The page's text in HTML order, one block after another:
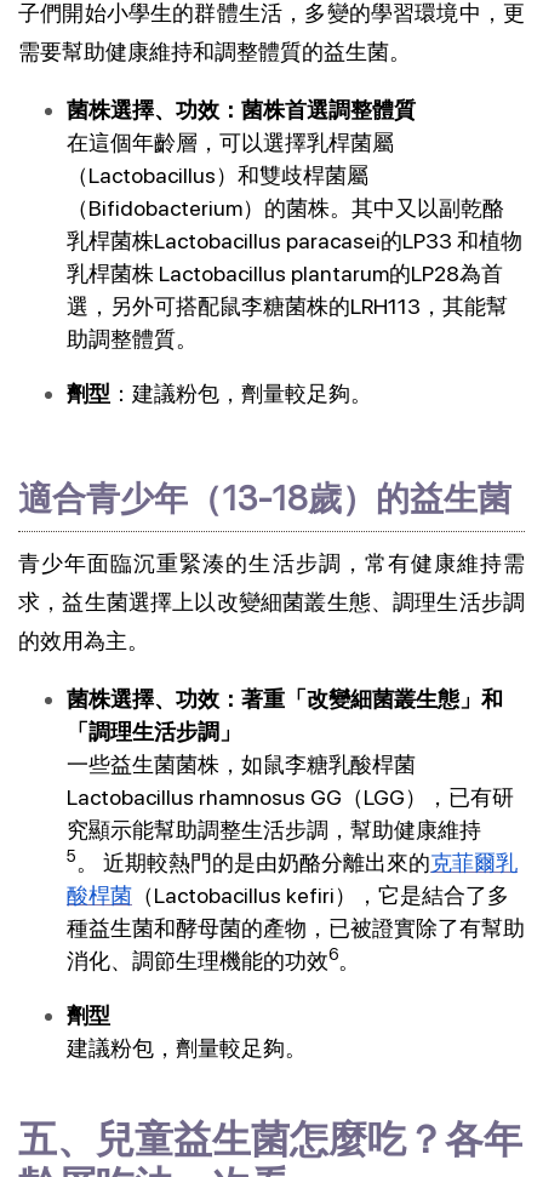
子們開始小學生的群體生活，多變的學習環境中，更
需要幫助健康維持和調整體質的益生菌。
菌株選擇、功效：菌株首選調整體質
在這個年齡層，可以選擇乳桿菌屬
（Lactobacillus）和雙歧桿菌屬
（Bifidobacterium）的菌株。其中又以副乾酪
乳桿菌株Lactobacillus paracasei的LP33 和植物
乳桿菌株 Lactobacillus plantarum的LP28為首
選，另外可搭配鼠李糖菌株的LRH113，其能幫
助調整體質。
劑型 ：建議粉包，劑量較足夠。
適合青少年（13-18歲）的益生菌
青少年面臨沉重緊湊的生活步調，常有健康維持需
求，益生菌選擇上以改變細菌叢生態、調理生活步調
的效用為主。
菌株選擇、功效：著重「改變細菌叢生態」和
「調理生活步調」
一些益生菌菌株，如鼠李糖乳酸桿菌
Lactobacillus rhamnosus GG（LGG），已有研
究顯示能幫助調整生活步調，幫助健康維持
5。 近期較熱門的是由奶酪分離出來的克菲爾乳
酸桿菌 （Lactobacillus kefiri），它是結合了多
種益生菌和酵母菌的產物，已被證實除了有幫助
消化、調節生理機能的功效6。
劑型
建議粉包，劑量較足夠。
五、兒童益生菌怎麼吃？各年